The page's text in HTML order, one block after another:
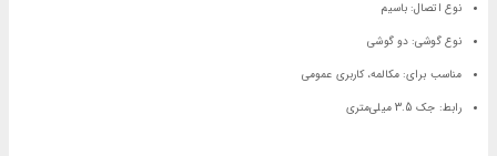
نوع اتصال: باسیم
نوع گوشی: دو گوشی
مناسب برای: مکالمه، کاربری عمومی
رابط: جک 3.5 میلی‌متری